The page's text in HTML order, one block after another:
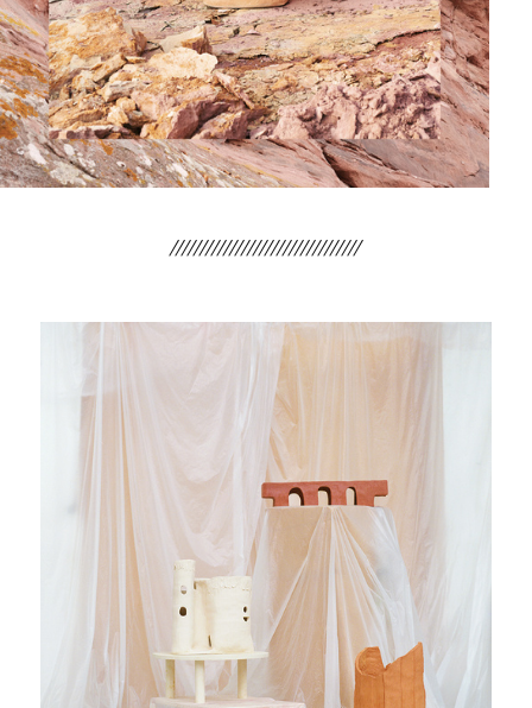
////////////////////////////////